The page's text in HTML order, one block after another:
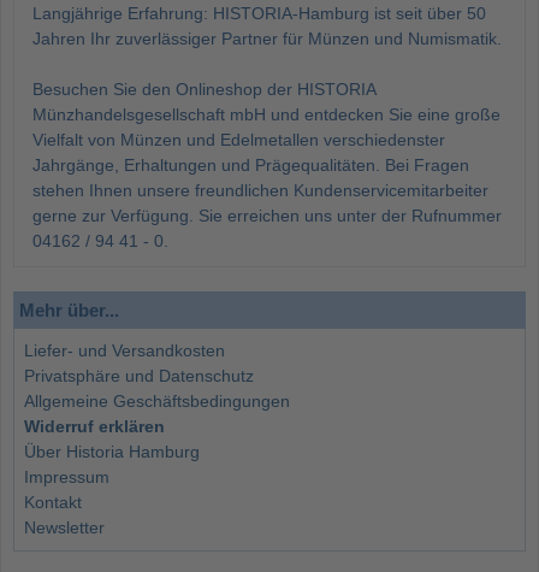
Langjährige Erfahrung: HISTORIA-Hamburg ist seit über 50
Jahren Ihr zuverlässiger Partner für Münzen und Numismatik.
Besuchen Sie den Onlineshop der HISTORIA
Münzhandelsgesellschaft mbH und entdecken Sie eine große
Vielfalt von Münzen und Edelmetallen verschiedenster
Jahrgänge, Erhaltungen und Prägequalitäten. Bei Fragen
stehen Ihnen unsere freundlichen Kundenservicemitarbeiter
gerne zur Verfügung. Sie erreichen uns unter der Rufnummer
04162 / 94 41 - 0.
Mehr über...
Liefer- und Versandkosten
Privatsphäre und Datenschutz
Allgemeine Geschäftsbedingungen
Widerruf erklären
Über Historia Hamburg
Impressum
Kontakt
Newsletter